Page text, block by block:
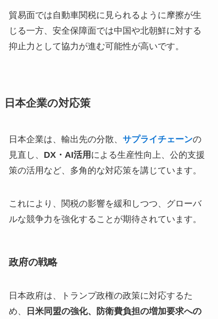
貿易面では自動車関税に見られるように摩擦が生
じる一方、安全保障面では中国や北朝鮮に対する
抑止力として協力が進む可能性が高いです。
日本企業の対応策
日本企業は、輸出先の分散、 サプライチェーンの
見直し、 DX・AI活用 による生産性向上、公的支援
策の活用など、多角的な対応策を講じています。
これにより、関税の影響を緩和しつつ、グローバ
ルな競争力を強化することが期待されています。
政府の戦略
日本政府は、トランプ政権の政策に対応するた
め、
日米同盟の強化、防衛費負担の増加要求への